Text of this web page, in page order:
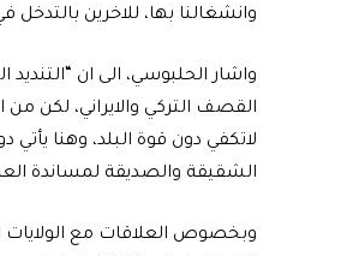
وانشغالنا بها، للاخرين بالتدخل
واشار الحلبوسي، الى ان
القصف التركي والايراني، لكن من
لاتكفي دون قوة البلد، وهنا
الشقيقة والصديقة لمساندة
وبخصوص العلاقات مع الولايات